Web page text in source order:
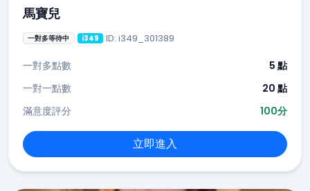
馬寶兒
一對多等待中 i349 ID: i349_301389
一對多點數
5 點
一對一點數
20 點
滿意度評分
100分
立即進入